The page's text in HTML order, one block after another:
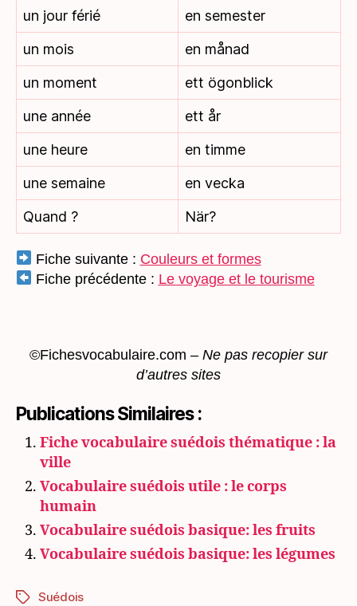
un jour férié
en semester
un mois
en månad
un moment
ett ögonblick
une année
ett år
une heure
en timme
une semaine
en vecka
Quand ?
När?
Fiche suivante : Couleurs et formes
Fiche précédente : Le voyage et le tourisme
©Fichesvocabulaire.com – Ne pas recopier sur
d’autres sites
Publications Similaires :
Fiche vocabulaire suédois thématique : la
ville
Vocabulaire suédois utile : le corps
humain
Vocabulaire suédois basique: les fruits
Vocabulaire suédois basique: les légumes
Étiquettes
Suédois